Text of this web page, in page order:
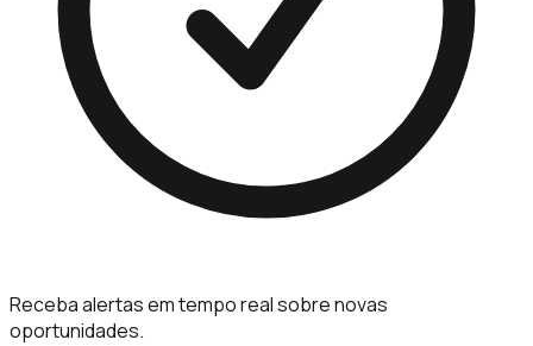
Receba alertas em tempo real sobre novas
oportunidades.